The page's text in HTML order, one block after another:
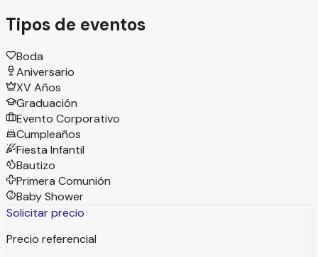
Tipos de eventos
Boda
Aniversario
XV Años
Graduación
Evento Corporativo
Cumpleaños
Fiesta Infantil
Bautizo
Primera Comunión
Baby Shower
Solicitar precio
Precio referencial